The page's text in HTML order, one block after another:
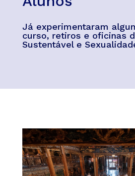
Já experimentaram
curso, retiros e oficinas
Sustentável e